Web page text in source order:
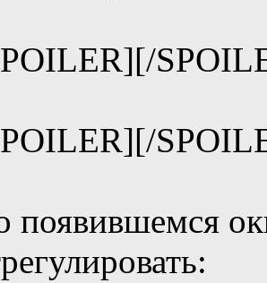
[/
[/
появившемся